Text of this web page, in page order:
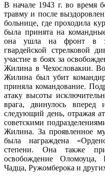
В начале 1943 г. во время
травму и после
больнице, где проходила
была принята на
она ушла на фронт в
гвардейской стрелковой
участие в боях за
Жилина в Чехословакии.
Жилина был убит
приняла командование.
атаку высоты
врага, двинулось
следующий день, отражая
советскими
Жилина. За проявленное
была награждена
степени. Она также
освобождение Оломоуца,
Чадца, Ружомберока и